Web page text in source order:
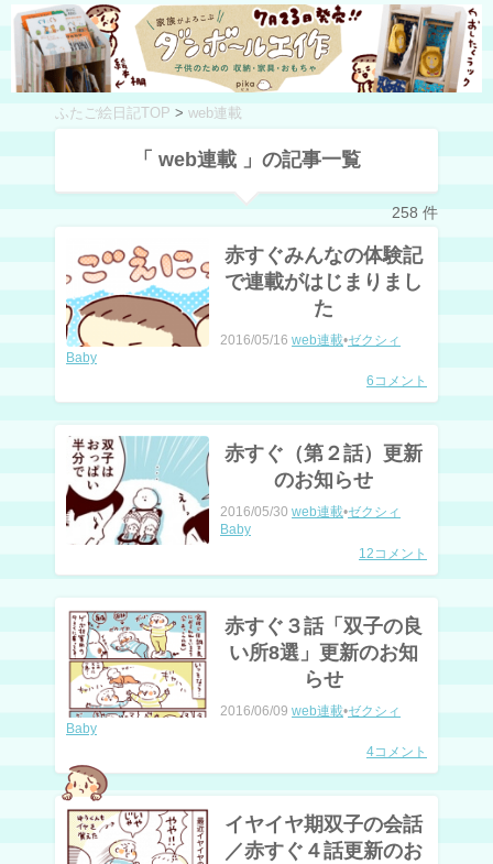
ふたご絵日記TOP > web連載
「 web連載 」の記事一覧
258 件
赤すぐみんなの体験記
で連載がはじまりまし
た
2016/05/16 web連載•ゼクシィ
Baby
6コメント
赤すぐ（第２話）更新
のお知らせ
2016/05/30 web連載•ゼクシィ
Baby
12コメント
赤すぐ３話「双子の良
い所8選」更新のお知
らせ
2016/06/09 web連載•ゼクシィ
Baby
4コメント
イヤイヤ期双子の会話
／赤すぐ４話更新のお